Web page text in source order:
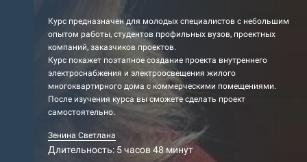
Курс предназначен для молодых специалистов с небольшим
опытом работы, студентов профильных вузов, проектных
компаний, заказчиков проектов.
Курс покажет поэтапное создание проекта внутреннего
электроснабжения и электроосвещения жилого
многоквартирного дома с коммерческими помещениями.
После изучения курса вы сможете сделать проект
самостоятельно.
Зенина Светлана
Длительность: 5 часов 48 минут